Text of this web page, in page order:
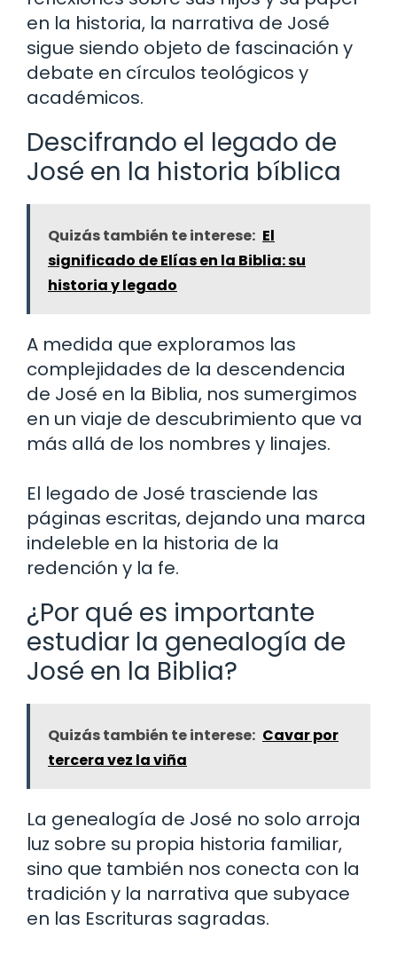
en la historia, la narrativa de José
sigue siendo objeto de fascinación y
debate en círculos teológicos y
académicos.
Descifrando el legado de
José en la historia bíblica
Quizás también te interese: El
significado de Elías en la Biblia: su
historia y legado
A medida que exploramos las
complejidades de la descendencia
de José en la Biblia, nos sumergimos
en un viaje de descubrimiento que va
más allá de los nombres y linajes.
El legado de José trasciende las
páginas escritas, dejando una marca
indeleble en la historia de la
redención y la fe.
¿Por qué es importante
estudiar la genealogía de
José en la Biblia?
Quizás también te interese: Cavar por
tercera vez la viña
La genealogía de José no solo arroja
luz sobre su propia historia familiar,
sino que también nos conecta con la
tradición y la narrativa que subyace
en las Escrituras sagradas.